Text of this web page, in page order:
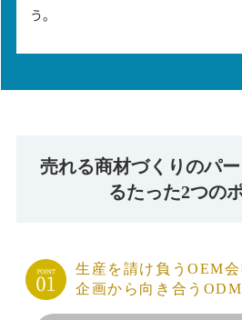
う。
売れる商材づくりのパ
るたった2つの
生産を請け負うOEM会
企画から向き合う